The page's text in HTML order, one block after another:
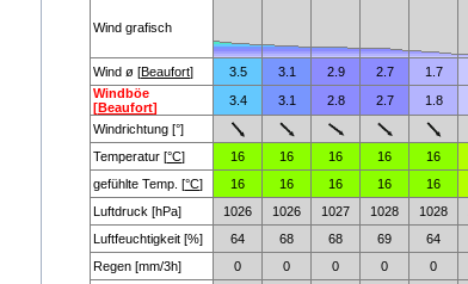
Wind grafisch
Wind ø [Beaufort] 3.5 3.1 2.9 2.7 1.7
Windböe
[Beaufort] 3.4 3.1 2.8 2.7 1.8
Windrichtung [°]
Temperatur [°C] 16 16 16 16 16
gefühlte Temp. [°C] 16 16 16 16 16
Luftdruck [hPa]
1026 1026 1027 1028 1028
Luftfeuchtigkeit [%]
64 68 68 69 64
Regen [mm/3h]
0 0 0 0 0